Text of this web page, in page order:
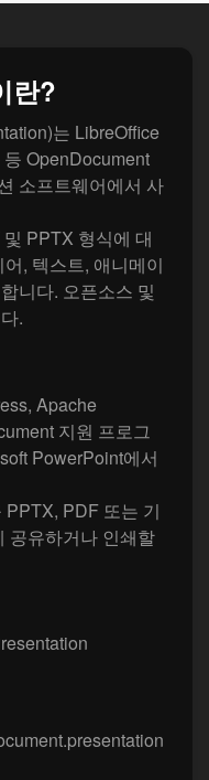
란?
는 LibreOffice
OpenDocument
소프트웨어에서 사
PPTX 형식에 대
, 텍스트, 애니메이
니다. 오픈소스 및
.
Apache
지원 프로그
PowerPoint에서
PDF 또는 기
공유하거나 인쇄할